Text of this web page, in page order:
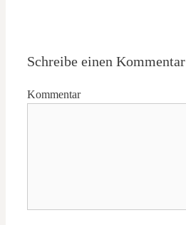
Schreibe einen Kommentar
Kommentar